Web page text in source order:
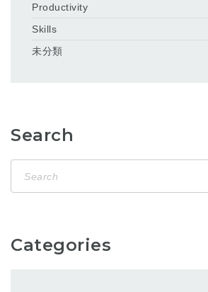
Productivity
Skills
未分類
Search
Categories